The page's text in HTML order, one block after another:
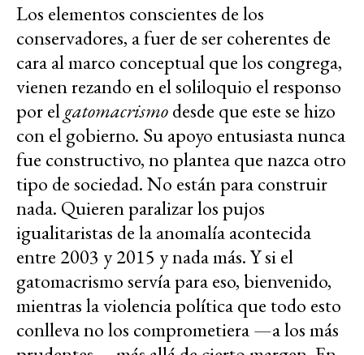
Los elementos conscientes de los
conservadores, a fuer de ser coherentes de
cara al marco conceptual que los congrega,
vienen rezando en el soliloquio el responso
por elgatomacrismodesde que este se hizo
con el gobierno. Su apoyo entusiasta nunca
fue constructivo, no plantea que nazca otro
tipo de sociedad. No están para construir
nada. Quieren paralizar los pujos
igualitaristas de la anomalía acontecida
entre 2003 y 2015 y nada más. Y si el
gatomacrismo servía para eso, bienvenido,
mientras la violencia política que todo esto
conlleva no los comprometiera —a los más